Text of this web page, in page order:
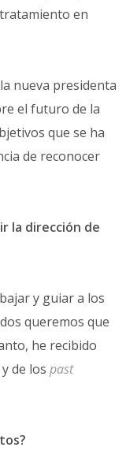
en
nueva presidenta
el futuro de la
que se ha
de reconocer
la dirección de
y guiar a los
queremos que
he recibido
de los past